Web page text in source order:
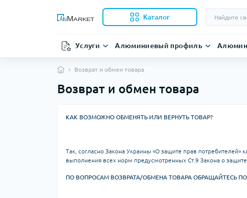
Каталог
Услуги Алюминиевый профиль
Возврат и обмен товара
Возврат и обмен товара
КАК ВОЗМОЖНО ОБМЕНЯТЬ ИЛИ ВЕРНУТЬ ТОВАР?
Так, согласно Закона Украины «О защите прав
выполнения всех норм предусмотренных Ст.9 Закона о защите
ПО ВОПРОСАМ ВОЗВРАТА/ОБМЕНА ТОВАРА ОБРАЩАЙТЕСЬ